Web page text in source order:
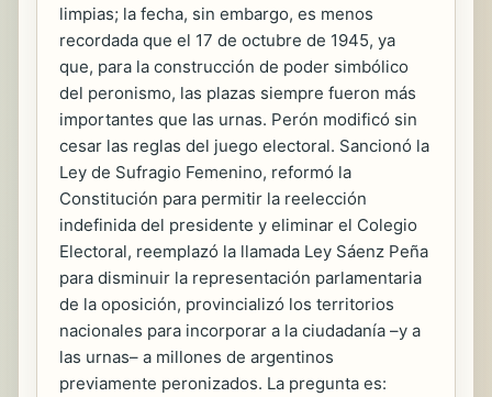
limpias; la fecha, sin embargo, es menos
recordada que el 17 de octubre de 1945, ya
que, para la construcción de poder simbólico
del peronismo, las plazas siempre fueron más
importantes que las urnas. Perón modificó sin
cesar las reglas del juego electoral. Sancionó la
Ley de Sufragio Femenino, reformó la
Constitución para permitir la reelección
indefinida del presidente y eliminar el Colegio
Electoral, reemplazó la llamada Ley Sáenz Peña
para disminuir la representación parlamentaria
de la oposición, provincializó los territorios
nacionales para incorporar a la ciudadanía –y a
las urnas– a millones de argentinos
previamente peronizados. La pregunta es: